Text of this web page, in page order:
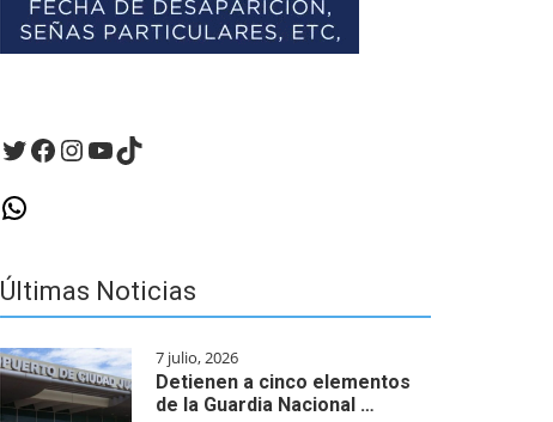
Twitter
Facebook
Instagram
YouTube
TikTok
WhatsApp
Últimas Noticias
7 julio, 2026
Detienen a cinco elementos
de la Guardia Nacional …